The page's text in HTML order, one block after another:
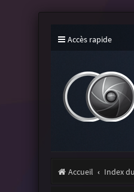
Accès rapide
Accueil Index